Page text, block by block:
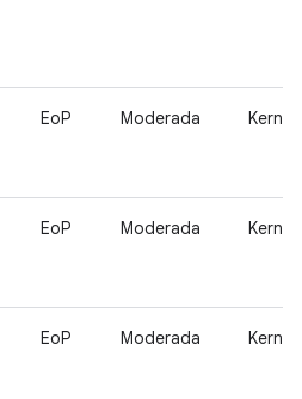
EoP Moderada Kernel
EoP Moderada Kernel
EoP Moderada Kernel